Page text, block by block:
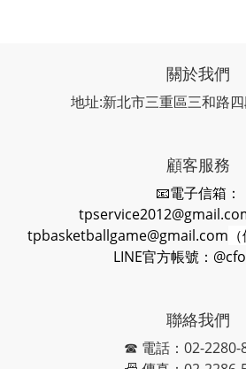
關於我們
地址:新北市三重區三和路
顧客服務
📧電子信箱：
tpbasketballgame@gmail.com
LINE官方帳號：
聯絡我們
☎ 電話：02-2280-